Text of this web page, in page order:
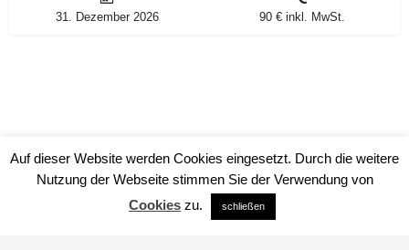
31. Dezember 2026 90 € inkl. MwSt.
Auf dieser Website werden Cookies eingesetzt. Durch die weitere
Nutzung der Webseite stimmen Sie der Verwendung von
Cookies zu. schließen